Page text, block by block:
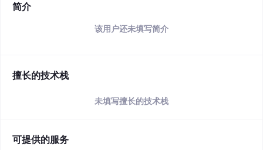
简介
该用户还未填写简介
擅长的技术栈
未填写擅长的技术栈
可提供的服务